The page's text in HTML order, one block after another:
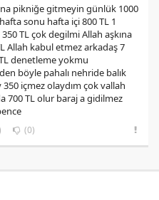
pikniğe gitmeyin günlük 1000
sonu hafta içi 800 TL 1
TL çok degilmi Allah aşkına
Allah kabul etmez arkadaş 7
denetleme yokmu
böyle pahalı nehride balık
350 içmez olaydım çok vallah
700 TL olur baraj a gidilmez
(0)